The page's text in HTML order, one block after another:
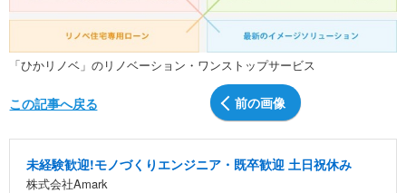
ショッピング その他
「ひかリノベ」のリノベーション・ワンストップサービス
前の画像
この記事へ戻る
未経験歓迎!モノづくりエンジニア・既卒歓迎 土日祝休み
株式会社Amark